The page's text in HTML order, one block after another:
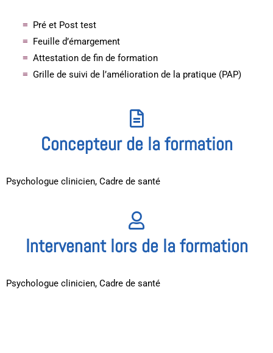
Pré et Post test
Feuille d’émargement
Attestation de fin de formation
Grille de suivi de l’amélioration de la pratique (PAP)
Concepteur de la formation
Psychologue clinicien, Cadre de santé
Intervenant lors de la formation
Psychologue clinicien, Cadre de santé